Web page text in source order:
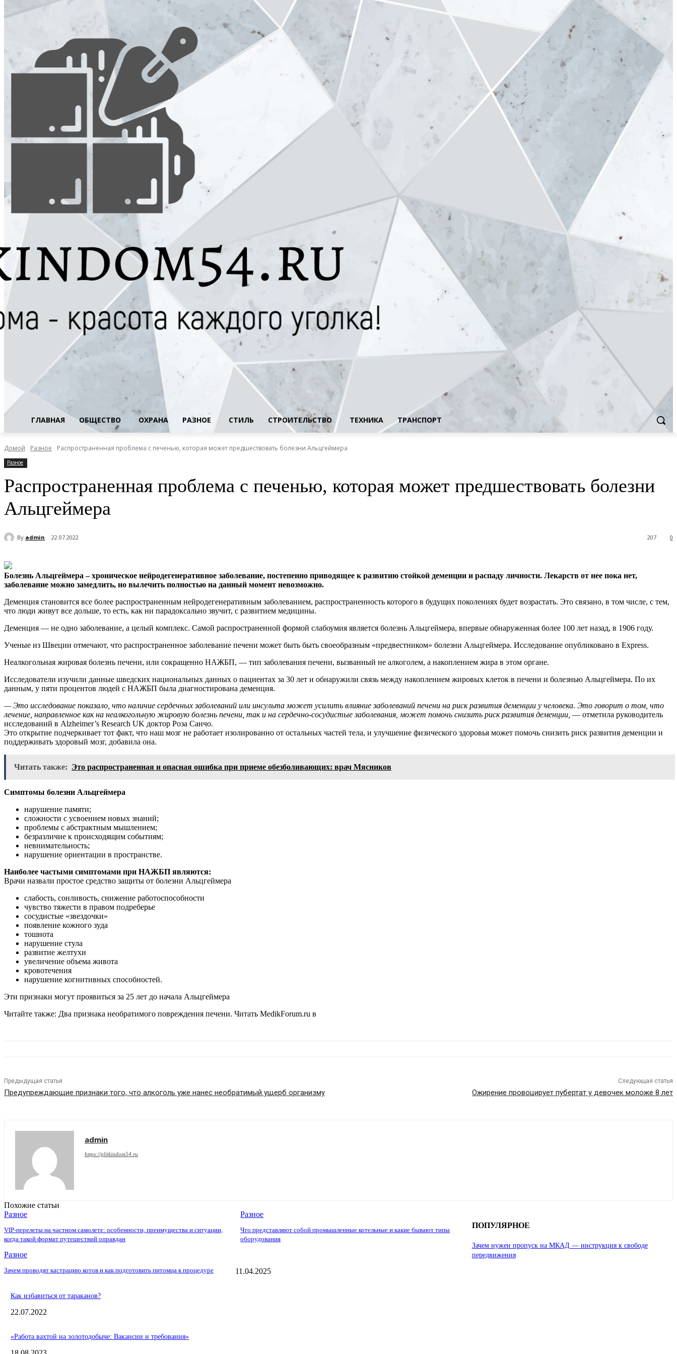
ГЛАВНАЯ ОБЩЕСТВО ОХРАНА РАЗНОЕ СТИЛЬ СТРОИТЕЛЬСТВО ТЕХНИКА ТРАНСПОРТ
Домой Разное Распространенная проблема с печенью, которая может предшествовать болезни Альцгеймера
Разное
Распространенная проблема с печенью, которая может предшествовать болезни
Альцгеймера
By admin 22.07.2022 0
207
Болезнь Альцгеймера – хроническое нейродегенеративное заболевание, постепенно приводящее к развитию стойкой деменции и распаду личности. Лекарств от нее пока нет,
заболевание можно замедлить, но вылечить полностью на данный момент невозможно.
Деменция становится все более распространенным нейродегенеративным заболеванием, распространенность которого в будущих поколениях будет возрастать. Это связано, в том числе, с тем,
что люди живут все дольше, то есть, как ни парадоксально звучит, с развитием медицины.
Деменция — не одно заболевание, а целый комплекс. Самой распространенной формой слабоумия является болезнь Альцгеймера, впервые обнаруженная более 100 лет назад, в 1906 году.
Ученые из Швеции отмечают, что распространенное заболевание печени может быть быть своеобразным «предвестником» болезни Альцгеймера. Исследование опубликовано в Express.
Неалкогольная жировая болезнь печени, или сокращенно НАЖБП, — тип заболевания печени, вызванный не алкоголем, а накоплением жира в этом органе.
Исследователи изучили данные шведских национальных данных о пациентах за 30 лет и обнаружили связь между накоплением жировых клеток в печени и болезнью Альцгеймера. По их
данным, у пяти процентов людей с НАЖБП была диагностирована деменция.
— Это исследование показало, что наличие сердечных заболеваний или инсульта может усилить влияние заболеваний печени на риск развития деменции у человека. Это говорит о том, что
лечение, направленное как на неалкогольную жировую болезнь печени, так и на сердечно-сосудистые заболевания, может помочь снизить риск развития деменции, — отметила руководитель
исследований в Alzheimer’s Research UK доктор Роза Санчо.
Это открытие подчеркивает тот факт, что наш мозг не работает изолированно от остальных частей тела, и улучшение физического здоровья может помочь снизить риск развития деменции и
поддерживать здоровый мозг, добавила она.
Читать также: Это распространенная и опасная ошибка при приеме обезболивающих: врач Мясников
Симптомы болезни Альцгеймера
нарушение памяти;
сложности с усвоением новых знаний;
проблемы с абстрактным мышлением;
безразличие к происходящим событиям;
невнимательность;
нарушение ориентации в пространстве.
Наиболее частыми симптомами при НАЖБП являются:
Врачи назвали простое средство защиты от болезни Альцгеймера
слабость, сонливость, снижение работоспособности
чувство тяжести в правом подреберье
сосудистые «звездочки»
появление кожного зуда
тошнота
нарушение стула
развитие желтухи
увеличение объема живота
кровотечения
нарушение когнитивных способностей.
Эти признаки могут проявиться за 25 лет до начала Альцгеймера
Читайте также: Два признака необратимого повреждения печени. Читать MedikForum.ru в
Предыдущая статья
Предупреждающие признаки того, что алкоголь уже нанес необратимый ущерб организму
Следующая статья
Ожирение провоцирует пубертат у девочек моложе 8 лет
admin
https://plitkindom54.ru
Похожие статьи
Разное
VIP-перелеты на частном самолете: особенности, преимущества и ситуации,
когда такой формат путешествий оправдан
Разное
Что представляют собой промышленные котельные и какие бывают типы
оборудования
Разное
Зачем проводят кастрацию котов и как подготовить питомца к процедуре
ПОПУЛЯРНОЕ
Зачем нужен пропуск на МКАД — инструкция к свободе
передвижения
11.04.2025
Как избавиться от тараканов?
22.07.2022
«Работа вахтой на золотодобыче: Вакансии и требования»